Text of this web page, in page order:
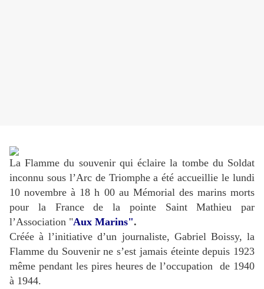
La Flamme du souvenir qui éclaire la tombe du Soldat
inconnu sous l’Arc de Triomphe a été accueillie le lundi
10 novembre à 18 h 00 au Mémorial des marins morts
pour la France de la pointe Saint Mathieu par
l’Association "Aux Marins".
Créée à l’initiative d’un journaliste, Gabriel Boissy, la
Flamme du Souvenir ne s’est jamais éteinte depuis 1923
même pendant les pires heures de l’occupation de 1940
à 1944.